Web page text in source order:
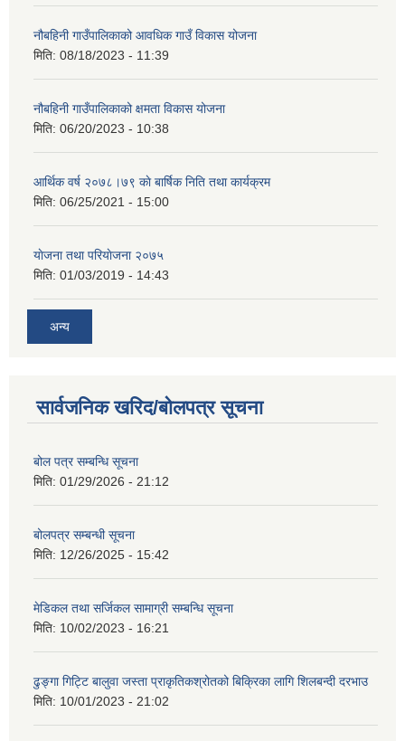
नौबहिनी गाउँपालिकाको आवधिक गाउँ विकास योजना
मिति: 08/18/2023 - 11:39
नौबहिनी गाउँपालिकाको क्षमता विकास योजना
मिति: 06/20/2023 - 10:38
आर्थिक वर्ष २०७८।७९ काे बार्षिक निति तथा कार्यक्रम
मिति: 06/25/2021 - 15:00
याेजना तथा परियाेजना २०७५
मिति: 01/03/2019 - 14:43
अन्य
सार्वजनिक खरिद/बोलपत्र सूचना
बोल पत्र सम्बन्धि सूचना
मिति: 01/29/2026 - 21:12
बोलपत्र सम्बन्धी सूचना
मिति: 12/26/2025 - 15:42
मेडिकल तथा सर्जिकल सामाग्री सम्बन्धि सूचना
मिति: 10/02/2023 - 16:21
ढुङ्गा गिट्टि बालुवा जस्ता प्राकृतिकश्रोतको बिक्रिका लागि शिलबन्दी दरभाउ
मिति: 10/01/2023 - 21:02